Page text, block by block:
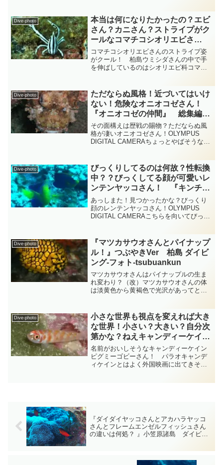
は裸鰓目Flabellinidae科セスジミ...
Dive-photo
本当は何になりたかったの？エビ
さん？カニさん？ストライプがク
ールなコマチコシオリエビさ
ん！ 柏島 エビ diving-
photo‐tsubuankun
コマチコシオリエビさんのストライプ姿
がクール！ 柏島ウミシダさんの中で手
を伸ばしているのはシオリエビ科コマチ
さんではなくヤドカリさんに近い仲間な
のだそうです・・・「コマ...
Dive-photo
ただならぬ風格！近づいてはいけ
ない！危険なオニオコゼさん！
『オニオコゼの仲間』 総集編
diving-photo‐tsubuankun
その面構えは歴戦の賜物？ただならぬ風
格が凄いオニオコゼさん！OLYMPUS
DIGITAL CAMERAちょっとやばそうな面
科オニオコゼ属のオニオコゼさんで
す・・・オニ...
Dive-photo
びっくりしてるのは何故？性転換
中？？びっくしてる顔が可愛いレ
ンテンヤッコさん！ 『キンチャ
クダイの仲間』 総集編
diving-photo‐tsubuankun
あっしまた！見つかったかな？びっくり
顔のレンテンヤッコさん！OLYMPUS
DIGITAL CAMERAこちらを向いてびっく
ッコさんではないでしょうか？・・・目
を丸くし...
Dive-photo
『マツカサウオさんとパイナップ
ル！』つぶやきVer 柏島 ダイビ
ング‐フォト‐tsubuankun
マツカサウオさんはパイナップルの生ま
れ変わり？（改）マツカサウオさんの体
は淡黄色から黄褐色で光沢があってとて
か・・・鎧を着ているようなすごくごつ
ごつ感のあるところが特徴のお...
Dive-photo
小さな世界も視点を変えれば大き
な世界！小さい？大きい？自分次
第かな？ねえキャンディーケイン
ピグミーゴビーさん！ パラオ
ハゼ科 diving-photo‐
tsubuankun
名前がおいしそうなキャンディーケイン
ピグミーゴビーさん！ パラオキャンデ
ィケインとはよく外国映画に出てきそう
『ダイダイヤッコさんとアカハラヤッコ
さんとフレームエンゼルフィッシュさん
の違いは何処？ 』小笠原諸島 ダイビン